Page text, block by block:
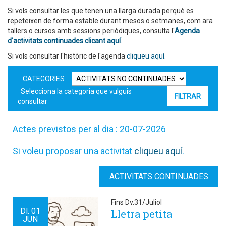
Si vols consultar les que tenen una llarga durada perquè es
repeteixen de forma estable durant mesos o setmanes, com ara
tallers o cursos amb sessions periòdiques, consulta l'Agenda
d'activitats continuades clicant aquí.
Si vols consultar l'històric de l'agenda cliqueu aquí.
CATEGORIES
Selecciona la categoria que vulguis
consultar
Actes previstos per al dia : 20-07-2026
Si voleu proposar una activitat cliqueu aquí.
ACTIVITATS CONTINUADES
Dl. 01
JUN
Fins Dv.31/Juliol
Lletra petita